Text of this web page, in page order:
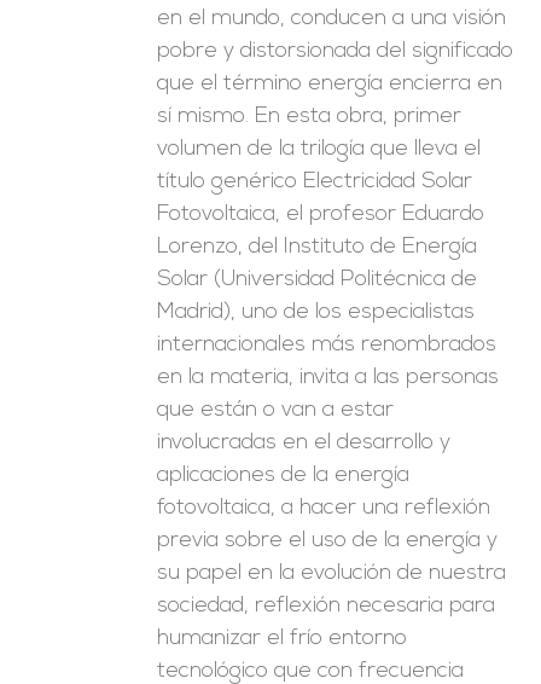
en el mundo, conducen a una visión
pobre y distorsionada del significado
que el término energía encierra en
sí mismo. En esta obra, primer
volumen de la trilogía que lleva el
título genérico Electricidad Solar
Fotovoltaica, el profesor Eduardo
Lorenzo, del Instituto de Energía
Solar (Universidad Politécnica de
Madrid), uno de los especialistas
internacionales más renombrados
en la materia, invita a las personas
que están o van a estar
involucradas en el desarrollo y
aplicaciones de la energía
fotovoltaica, a hacer una reflexión
previa sobre el uso de la energía y
su papel en la evolución de nuestra
sociedad, reflexión necesaria para
humanizar el frío entorno
tecnológico que con frecuencia